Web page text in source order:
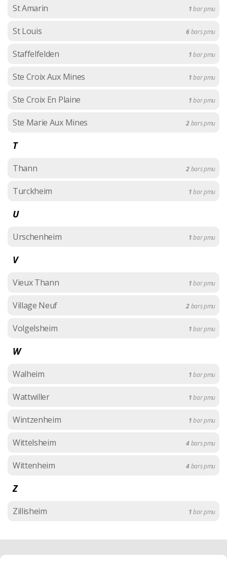
St Amarin 1bar pmu
St Louis 6bars pmu
Staffelfelden 1bar pmu
Ste Croix Aux Mines 1bar pmu
Ste Croix En Plaine 1bar pmu
Ste Marie Aux Mines 2bars pmu
T
Thann 2bars pmu
Turckheim 1bar pmu
U
Urschenheim 1bar pmu
V
Vieux Thann 1bar pmu
Village Neuf 2bars pmu
Volgelsheim 1bar pmu
W
Walheim 1bar pmu
Wattwiller 1bar pmu
Wintzenheim 1bar pmu
Wittelsheim 4bars pmu
Wittenheim 4bars pmu
Z
Zillisheim 1bar pmu